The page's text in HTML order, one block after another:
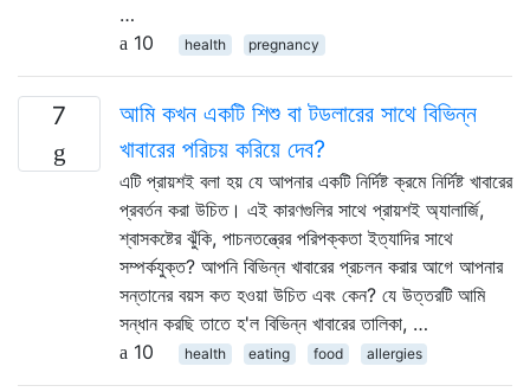
…
10
health pregnancy
7
আমি কখন একটি শিশু বা টডলারের সাথে বিভিন্ন
খাবারের পরিচয় করিয়ে দেব?
এটি প্রায়শই বলা হয় যে আপনার একটি নির্দিষ্ট ক্রমে নির্দিষ্ট খাবারের
প্রবর্তন করা উচিত। এই কারণগুলির সাথে প্রায়শই অ্যালার্জি,
শ্বাসকষ্টের ঝুঁকি, পাচনতন্ত্রের পরিপক্কতা ইত্যাদির সাথে
সম্পর্কযুক্ত? আপনি বিভিন্ন খাবারের প্রচলন করার আগে আপনার
সন্তানের বয়স কত হওয়া উচিত এবং কেন? যে উত্তরটি আমি
সন্ধান করছি তাতে হ'ল বিভিন্ন খাবারের তালিকা, …
10
health eating food allergies